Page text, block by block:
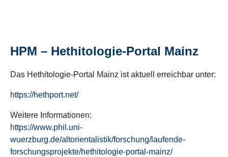
HPM – Hethitologie-Portal Mainz
Das Hethitologie-Portal Mainz ist aktuell erreichbar unter:
https://hethport.net/
Weitere Informationen:
https://www.phil.uni-
wuerzburg.de/altorientalistik/forschung/laufende-
forschungsprojekte/hethitologie-portal-mainz/